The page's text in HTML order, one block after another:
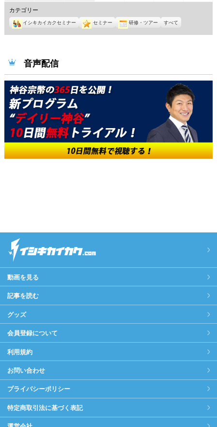
年
4
月
28
4
月
29
4
月
30
月
1
日
月
日
月
日
日
カテゴリー
イシキカイカクセミナー セミナー 研修・ツアー すべて
音声配信
動画を見る
記事を読む
グッズ
会員登録について
利用規約
お問い合わせ
プライバシーポリシー
特定商取引法に基づく表記